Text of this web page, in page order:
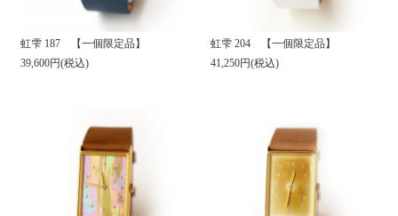
虹雫 187 【一個限定品】
39,600円(税込)
虹雫 204 【一個限定品】
41,250円(税込)